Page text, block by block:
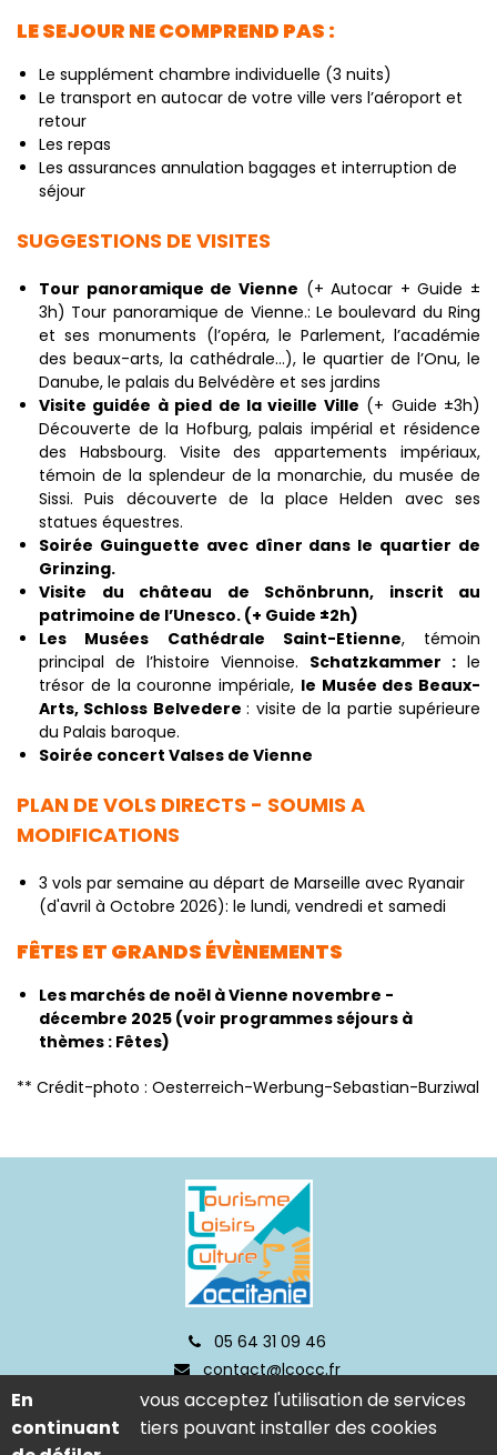
LE SEJOUR NE COMPREND PAS :
Le supplément chambre individuelle (3 nuits)
Le transport en autocar de votre ville vers l’aéroport et
retour
Les repas
Les assurances annulation bagages et interruption de
séjour
SUGGESTIONS DE VISITES
Tour panoramique de Vienne (+ Autocar + Guide ±
3h) Tour panoramique de Vienne.: Le boulevard du Ring
et ses monuments (l’opéra, le Parlement, l’académie
des beaux-arts, la cathédrale…), le quartier de l’Onu, le
Danube, le palais du Belvédère et ses jardins
Visite guidée à pied de la vieille Ville (+ Guide ±3h)
Découverte de la Hofburg, palais impérial et résidence
des Habsbourg. Visite des appartements impériaux,
témoin de la splendeur de la monarchie, du musée de
Sissi. Puis découverte de la place Helden avec ses
statues équestres.
Soirée Guinguette avec dîner dans le quartier de
Grinzing.
Visite du château de Schönbrunn, inscrit au
patrimoine de l’Unesco. (+ Guide ±2h)
Les Musées Cathédrale Saint-Etienne, témoin
principal de l’histoire Viennoise. Schatzkammer : le
trésor de la couronne impériale, le Musée des Beaux-
Arts, Schloss Belvedere: visite de la partie supérieure
du Palais baroque.
Soirée concert Valses de Vienne
PLAN DE VOLS DIRECTS - SOUMIS A
MODIFICATIONS
3 vols par semaine au départ de Marseille avec Ryanair
(d'avril à Octobre 2026): le lundi, vendredi et samedi
FÊTES ET GRANDS ÉVÈNEMENTS
Les marchés de noël à Vienne novembre -
décembre 2025 (voir programmes séjours à
thèmes : Fêtes)
** Crédit-photo : Oesterreich-Werbung-Sebastian-Burziwal
05 64 31 09 46
contact@lcocc.fr
En
continuant
vous acceptez l'utilisation de services
tiers pouvant installer des cookies